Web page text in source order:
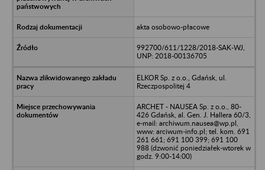
akta osobowo-płacowe
992700/611/1228/2018-SAK-WJ,
UNP: 2018-00136705
ELKOR Sp. z o.o., Gdańsk, ul.
Rzeczpospolitej 4
ARCHET - NAUSEA Sp. z o.o., 80-
426 Gdańsk, al. Gen. J. Hallera 60/3,
e-mail: archiwum.nausea@wp.pl,
www: arciwum-info.pl; tel. kom. 691
261 661; 691 100 399; 691 100
988 (dzwonić poniedziałek-wtorek w
godz. 9:00-14:00)